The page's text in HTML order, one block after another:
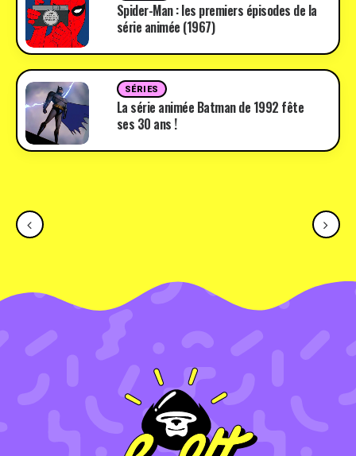
Spider-Man : les premiers épisodes de la
série animée (1967)
SÉRIES
La série animée Batman de 1992 fête
ses 30 ans !